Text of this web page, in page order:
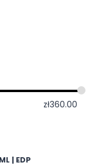
zł360.00
| EDP